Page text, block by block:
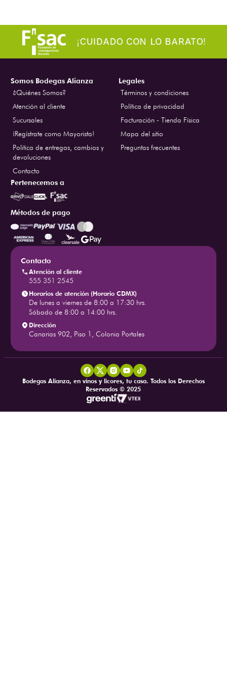
Somos Bodegas Alianza
¿Quiénes Somos?
Atención al cliente
Sucursales
¡Regístrate como Mayorista!
Politica de entregas, cambios y
devoluciones
Contacto
Legales
Términos y condiciones
Política de privacidad
Facturación - Tienda Física
Mapa del sitio
Preguntas frecuentes
Pertenecemos a
Métodos de pago
Contacto
Atención al cliente
555 351 2545
Horarios de atención (Horario CDMX)
De lunes a viernes de 8:00 a 17:30 hrs.
Sábado de 8:00 a 14:00 hrs.
Dirección
Canarias 902, Piso 1, Colonia Portales
Bodegas Alianza, en vinos y licores, tu casa. Todos los Derechos
Reservados © 2025